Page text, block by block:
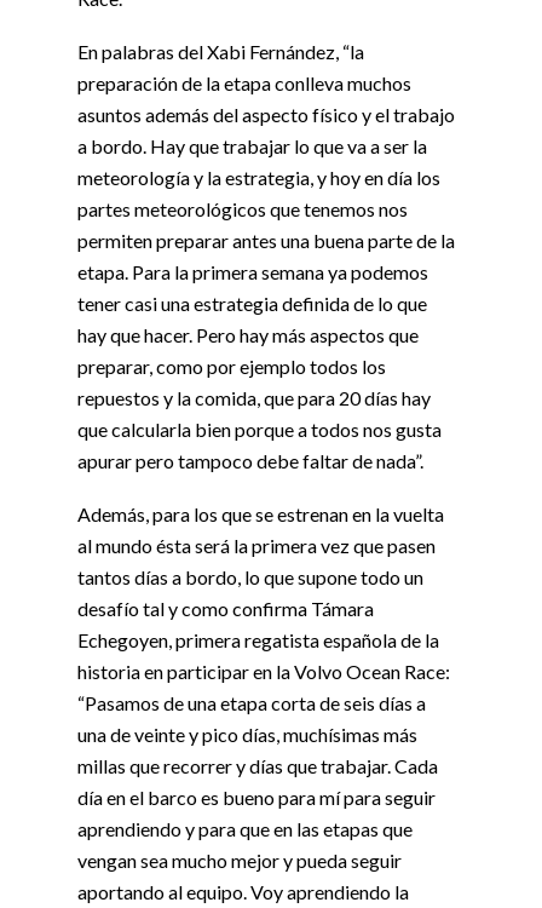
En palabras del Xabi Fernández, “la
preparación de la etapa conlleva muchos
asuntos además del aspecto físico y el trabajo
a bordo. Hay que trabajar lo que va a ser la
meteorología y la estrategia, y hoy en día los
partes meteorológicos que tenemos nos
permiten preparar antes una buena parte de la
etapa. Para la primera semana ya podemos
tener casi una estrategia definida de lo que
hay que hacer. Pero hay más aspectos que
preparar, como por ejemplo todos los
repuestos y la comida, que para 20 días hay
que calcularla bien porque a todos nos gusta
apurar pero tampoco debe faltar de nada”.
Además, para los que se estrenan en la vuelta
al mundo ésta será la primera vez que pasen
tantos días a bordo, lo que supone todo un
desafío tal y como confirma Támara
Echegoyen, primera regatista española de la
historia en participar en la Volvo Ocean Race:
“Pasamos de una etapa corta de seis días a
una de veinte y pico días, muchísimas más
millas que recorrer y días que trabajar. Cada
día en el barco es bueno para mí para seguir
aprendiendo y para que en las etapas que
vengan sea mucho mejor y pueda seguir
aportando al equipo. Voy aprendiendo la